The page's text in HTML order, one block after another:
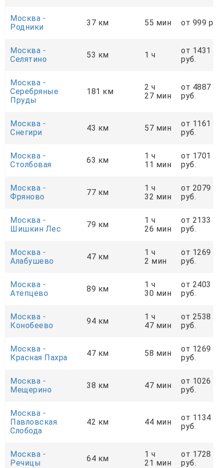
Москва -
Родники
37 км 55 мин от 999
Москва -
Селятино
53 км 1 ч
от 1431
руб.
Москва -
Серебряные
Пруды
181 км
2 ч
27 мин
от 4887
руб.
Москва -
Снегири
43 км 57 мин
от 1161
руб.
Москва -
Столбовая
63 км
1 ч
11 мин
от 1701
руб.
Москва -
Фряново
77 км
1 ч
32 мин
от 2079
руб.
Москва -
Шишкин Лес
79 км
1 ч
26 мин
от 2133
руб.
Москва -
Алабушево
47 км
1 ч
2 мин
от 1269
руб.
Москва -
Атепцево
89 км
1 ч
30 мин
от 2403
руб.
Москва -
Конобеево
94 км
1 ч
47 мин
от 2538
руб.
Москва -
Красная Пахра
47 км 58 мин
от 1269
руб.
Москва -
Мещерино
38 км 47 мин
от 1026
руб.
Москва -
Павловская
Слобода
42 км 44 мин
от 1134
руб.
Москва -
Речицы
64 км
1 ч
21 мин
от 1728
руб.